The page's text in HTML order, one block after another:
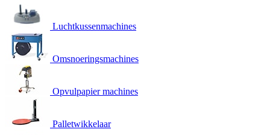
Luchtkussenmachines
Omsnoeringsmachines
Opvulpapier machines
Palletwikkelaar